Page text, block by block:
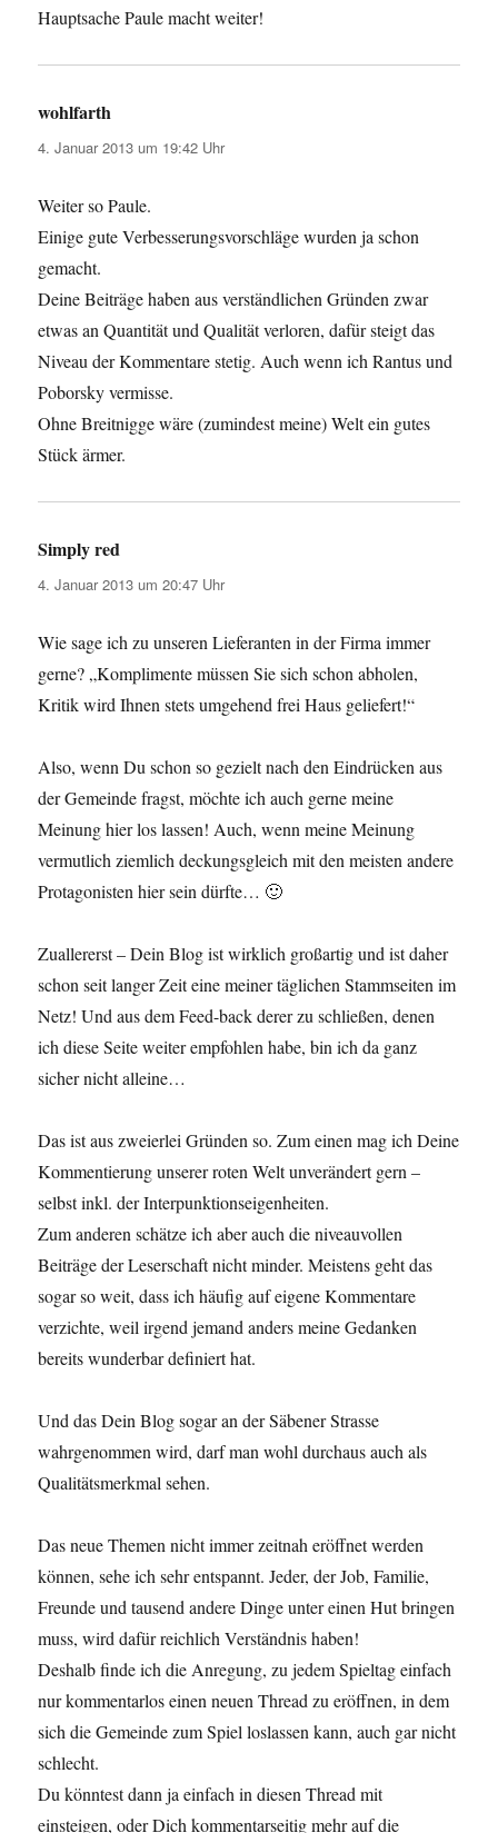
Hauptsache Paule macht weiter!
wohlfarth
4. Januar 2013 um 19:42 Uhr
Weiter so Paule.
Einige gute Verbesserungsvorschläge wurden ja schon
gemacht.
Deine Beiträge haben aus verständlichen Gründen zwar
etwas an Quantität und Qualität verloren, dafür steigt das
Niveau der Kommentare stetig. Auch wenn ich Rantus und
Poborsky vermisse.
Ohne Breitnigge wäre (zumindest meine) Welt ein gutes
Stück ärmer.
Simply red
4. Januar 2013 um 20:47 Uhr
Wie sage ich zu unseren Lieferanten in der Firma immer
gerne? „Komplimente müssen Sie sich schon abholen,
Kritik wird Ihnen stets umgehend frei Haus geliefert!“
Also, wenn Du schon so gezielt nach den Eindrücken aus
der Gemeinde fragst, möchte ich auch gerne meine
Meinung hier los lassen! Auch, wenn meine Meinung
vermutlich ziemlich deckungsgleich mit den meisten andere
Protagonisten hier sein dürfte… 🙂
Zuallererst – Dein Blog ist wirklich großartig und ist daher
schon seit langer Zeit eine meiner täglichen Stammseiten im
Netz! Und aus dem Feed-back derer zu schließen, denen
ich diese Seite weiter empfohlen habe, bin ich da ganz
sicher nicht alleine…
Das ist aus zweierlei Gründen so. Zum einen mag ich Deine
Kommentierung unserer roten Welt unverändert gern –
selbst inkl. der Interpunktionseigenheiten.
Zum anderen schätze ich aber auch die niveauvollen
Beiträge der Leserschaft nicht minder. Meistens geht das
sogar so weit, dass ich häufig auf eigene Kommentare
verzichte, weil irgend jemand anders meine Gedanken
bereits wunderbar definiert hat.
Und das Dein Blog sogar an der Säbener Strasse
wahrgenommen wird, darf man wohl durchaus auch als
Qualitätsmerkmal sehen.
Das neue Themen nicht immer zeitnah eröffnet werden
können, sehe ich sehr entspannt. Jeder, der Job, Familie,
Freunde und tausend andere Dinge unter einen Hut bringen
muss, wird dafür reichlich Verständnis haben!
Deshalb finde ich die Anregung, zu jedem Spieltag einfach
nur kommentarlos einen neuen Thread zu eröffnen, in dem
sich die Gemeinde zum Spiel loslassen kann, auch gar nicht
schlecht.
Du könntest dann ja einfach in diesen Thread mit
einsteigen, oder Dich kommentarseitig mehr auf die